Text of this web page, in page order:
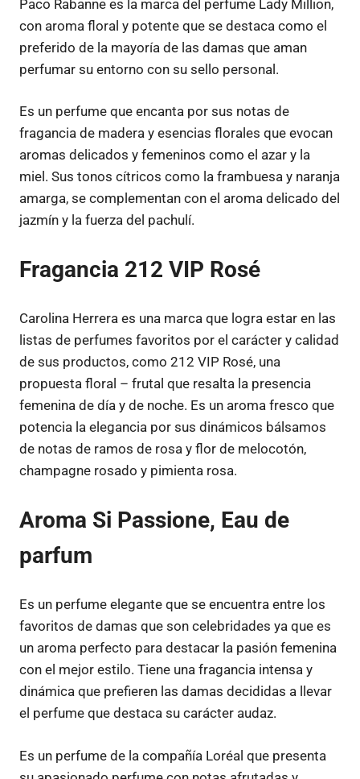
Paco Rabanne es la marca del perfume Lady Million,
con aroma floral y potente que se destaca como el
preferido de la mayoría de las damas que aman
perfumar su entorno con su sello personal.
Es un perfume que encanta por sus notas de
fragancia de madera y esencias florales que evocan
aromas delicados y femeninos como el azar y la
miel. Sus tonos cítricos como la frambuesa y naranja
amarga, se complementan con el aroma delicado del
jazmín y la fuerza del pachulí.
Fragancia 212 VIP Rosé
Carolina Herrera es una marca que logra estar en las
listas de perfumes favoritos por el carácter y calidad
de sus productos, como 212 VIP Rosé, una
propuesta floral – frutal que resalta la presencia
femenina de día y de noche. Es un aroma fresco que
potencia la elegancia por sus dinámicos bálsamos
de notas de ramos de rosa y flor de melocotón,
champagne rosado y pimienta rosa.
Aroma Si Passione, Eau de
parfum
Es un perfume elegante que se encuentra entre los
favoritos de damas que son celebridades ya que es
un aroma perfecto para destacar la pasión femenina
con el mejor estilo. Tiene una fragancia intensa y
dinámica que prefieren las damas decididas a llevar
el perfume que destaca su carácter audaz.
Es un perfume de la compañía Loréal que presenta